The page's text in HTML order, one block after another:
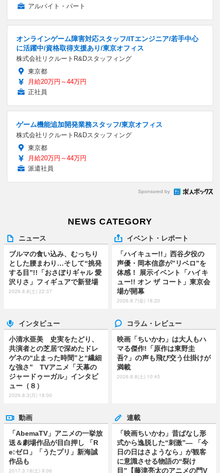
アルバイト・パート
オンラインゲーム障害対応スタッフ/ITエンジニア/若手中心
に活躍中/資格取得支援あり/東京オフィス
株式会社リクルートR&Dスタッフィング
東京都
月給20万円～44万円
正社員
ゲーム機能追加開発業務スタッフ/東京オフィス
株式会社リクルートR&Dスタッフィング
東京都
月給20万円～44万円
派遣社員
Sponsored by
NEWS CATEGORY
ニュース
ブルマの食い込み、むっちり
とした腰まわり…そして“挑発
する目”!!「おさぼりギャル 愛
沢りさ」フィギュアで新登場
2026.8.8(土) 22:37
イベント・レポート
「ハイキュー!!」西谷夕役の
声優・岡本信彦が”リベロ”を
体感！ 展示イベント「ハイキ
ュー!! オン ザ コート」東京会
場が開幕
2026.8.7(金) 18:20
インタビュー
小清水亜美 史実をたどり、
共演者との芝居で深めたドレ
ゲネの“止まった時間”と“繊細
な強さ” TVアニメ「天幕の
ジャードゥーガル」インタビ
ュー（８）
2026.8.3(月) 18:00
コラム・レビュー
映画「ちいかわ」は大人もハ
マる傑作!「原作は東野圭
吾?」の声も飛び交う仕掛けが
満載
2026.8.8(土) 10:45
動画
「AbemaTV」アニメの一挙放
送＆劇場作品が目白押し 「R
e:ゼロ」「うたプリ」新海誠
作品も
2017.3.18(土) 9:06
連載
「映画ちいかわ」昔ばなし形
式から逸脱した“刺激”― 「今
日の日はさようなら」が観客
に意識させる物語の“裂け
目”【藤津亮太のアニメの門V